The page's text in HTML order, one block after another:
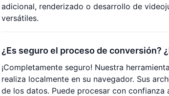
adicional, renderizado o desarrollo de
versátiles.
¿Es seguro el proceso de conversión?
¡Completamente seguro! Nuestra
realiza localmente en su navegador. Sus
de los datos. Puede procesar con